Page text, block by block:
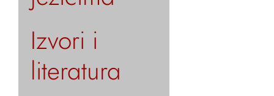
Izvori i
literatura